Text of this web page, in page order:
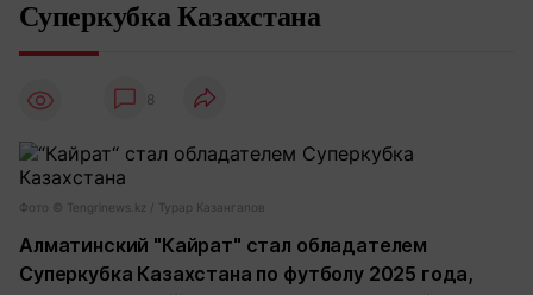
Суперкубка Казахстана
8
Фото ©️ Tengrinews.kz / Турар Казангапов
Алматинский "Кайрат" стал обладателем
Суперкубка Казахстана по футболу 2025 года,